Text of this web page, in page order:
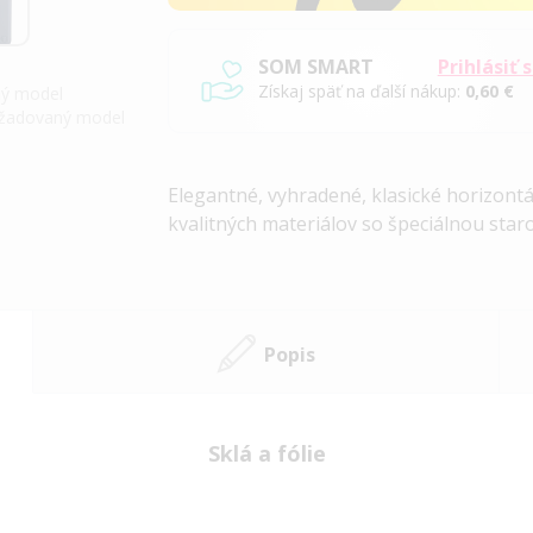
Prihlásiť
SOM SMART
Získaj späť na ďalší nákup: 0,60 €
Elegantné, vyhradené, klasické
kvalitných materiálov so špeciálnou
Popis
Sklá a fólie